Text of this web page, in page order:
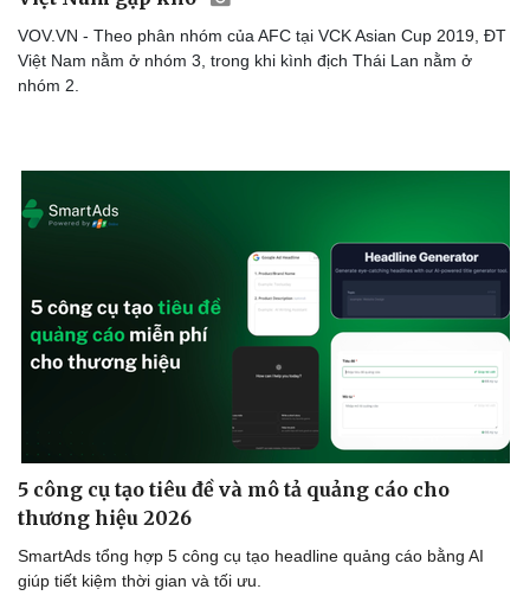
VOV.VN - Theo phân nhóm của AFC tại VCK Asian Cup 2019, ĐT
Việt Nam nằm ở nhóm 3, trong khi kình địch Thái Lan nằm ở
nhóm 2.
5 công cụ tạo tiêu đề và mô tả quảng cáo cho
thương hiệu 2026
SmartAds tổng hợp 5 công cụ tạo headline quảng cáo bằng AI
giúp tiết kiệm thời gian và tối ưu.